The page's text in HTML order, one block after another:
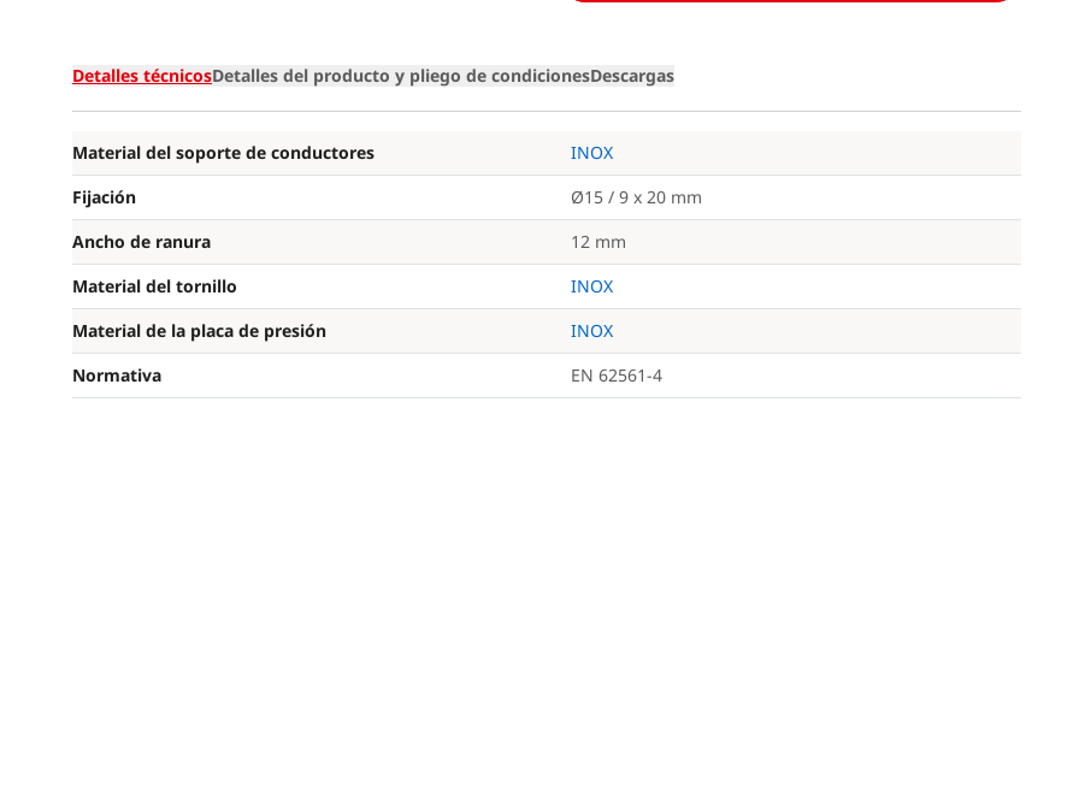
Detalles técnicosDetalles del producto y pliego de condicionesDescargas
Material del soporte de conductores
INOX
Fijación
Ø15 / 9 x 20 mm
Ancho de ranura
12 mm
Material del tornillo
INOX
Material de la placa de presión
INOX
Normativa
EN 62561-4